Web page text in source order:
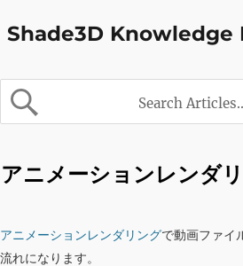
Shade3D Knowledge
アニメーションレンダ
アニメーションレンダリングで動画ファイ
流れになります。